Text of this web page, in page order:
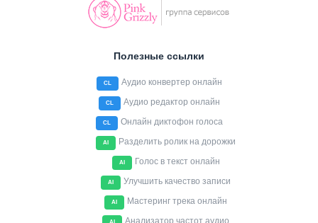
Полезные ссылки
CL Аудио конвертер онлайн
CL Аудио редактор онлайн
CL Онлайн диктофон голоса
AI Разделить ролик на дорожки
AI Голос в текст онлайн
AI Улучшить качество записи
AI Мастеринг трека онлайн
Анализатор частот аудио